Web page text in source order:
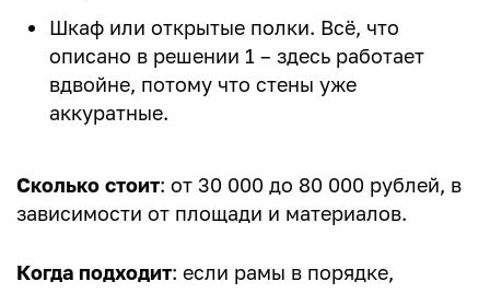
Шкаф или открытые полки. Всё, что
описано в решении 1 – здесь работает
вдвойне, потому что стены уже
аккуратные.
Сколько стоит: от 30 000 до 80 000 рублей, в
зависимости от площади и материалов.
Когда подходит: если рамы в порядке,